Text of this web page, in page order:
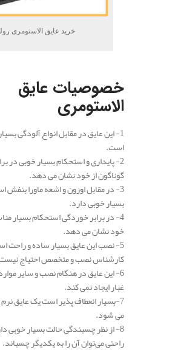
خرید عایق الاستومری
خصوصیات عایق
الاستومری
1- این عایق در مقابل انواع آلودگی
است.
2- پایداری و استحکام بسیار خوبی در
گوناگون از خود نشان می دهد.
3- در مقابل اوزون و اشعه ماورا بنفش
بسیار خوبی دارد.
4- در برابر خوردگی استحکام بسیار
خود نشان می دهد.
5- نصب این عایق بسیار ساده و راحت
کارشناس نصب و متخصص احتیاج
6- این عایق در هنگام نصب و سایر
غبار ایجاد نمی کند.
7-بسیار انعطاف پذیر است یک عایق
می شود.
8- از نظر چسبندگی حالت بسیار خوبی
راحتی می‌توان آن را به یکدیگر چسباند.